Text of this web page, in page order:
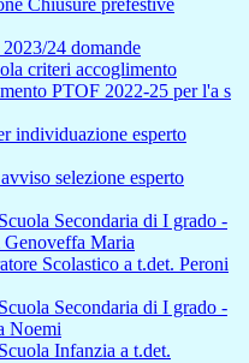
Chiusure prefestive
24 domande
criteri accoglimento
PTOF 2022-25 per l'a s
individuazione esperto
selezione esperto
Secondaria di I grado -
Maria
Scolastico a t.det. Peroni
Secondaria di I grado -
Noemi
Infanzia a t.det.